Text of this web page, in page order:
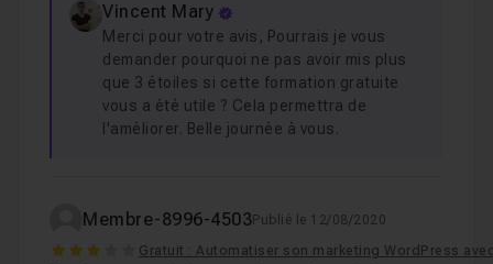
Vincent Mary
Merci pour votre avis, Pourrais je vous
demander pourquoi ne pas avoir mis plus
que 3 étoiles si cette formation gratuite
vous a été utile ? Cela permettra de
l'améliorer. Belle journée à vous.
Membre-8996-4503Publié le 12/08/2020
3 Gratuit : Automatiser son marketing WordPress